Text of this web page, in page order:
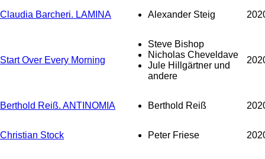
Claudia Barcheri. LAMINA Alexander Steig
Start Over Every Morning
Steve Bishop
Nicholas Cheveldave
Jule Hillgärtner und
andere
Berthold Reiß. ANTINOMIA Berthold Reiß
Christian Stock Peter Friese